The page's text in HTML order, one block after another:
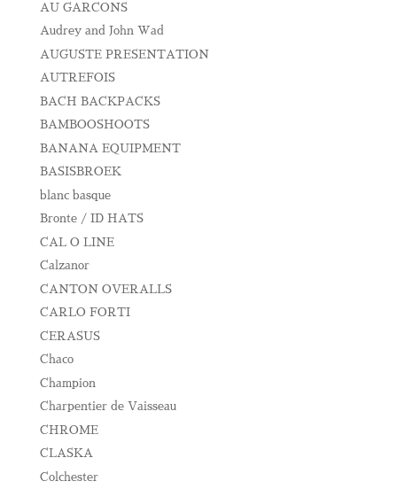
AU GARCONS
Audrey and John Wad
AUGUSTE PRESENTATION
AUTREFOIS
BACH BACKPACKS
BAMBOOSHOOTS
BANANA EQUIPMENT
BASISBROEK
blanc basque
Bronte / ID HATS
CAL O LINE
Calzanor
CANTON OVERALLS
CARLO FORTI
CERASUS
Chaco
Champion
Charpentier de Vaisseau
CHROME
CLASKA
Colchester